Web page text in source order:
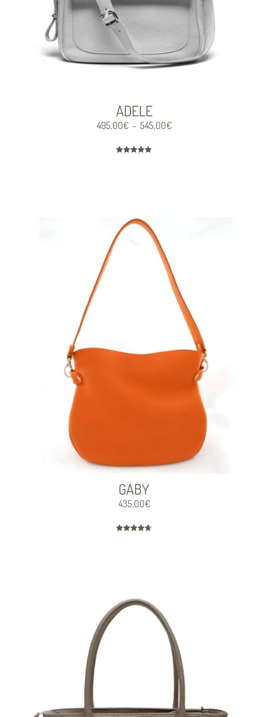
ADELE
495,00€ – 545,00€
GABY
435,00€